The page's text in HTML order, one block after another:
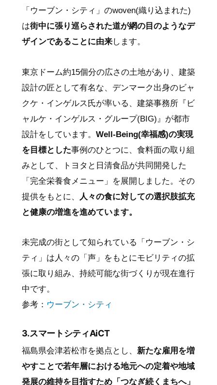
「ウーブン・シティ」のwoven(織り込まれた)
は街中に張り巡らされた道が網の目のようなデ
ザインであることに由来します。
東京ドーム約15個分の広さの土地があり、建築
設計の匠として有名な、デンマーク出身のビャ
クケ・インゲルス氏が率いる、建築事務所『ビ
ャルケ・インゲルス・グループ(BIG)』が都市
設計をしています。 Well-Being(幸福感)の実現
を目標とした事例のひとつに、食料面の取り組
みとして、トヨタと日清食品が共同開発した
「完全栄養食メニュー」を展開しました。その
提供をもとに、
人々の食に対しての選択肢拡充
と健康の増進を進めています。
未完成の街として知られている「ウーブン・シ
ティ」は人々の「声」をもとにモビリティの拡
張に取り組み、持続可能な街づくりが現在進行
中です。
参考： ウーブン・シティ
3.スマートシティAiCT
福島県会津若松市を拠点とし、 新たな雇用を増
やすことで若年層における地元への定着や地域
発展の維持を目指すため「つなぎ続くまちへ」